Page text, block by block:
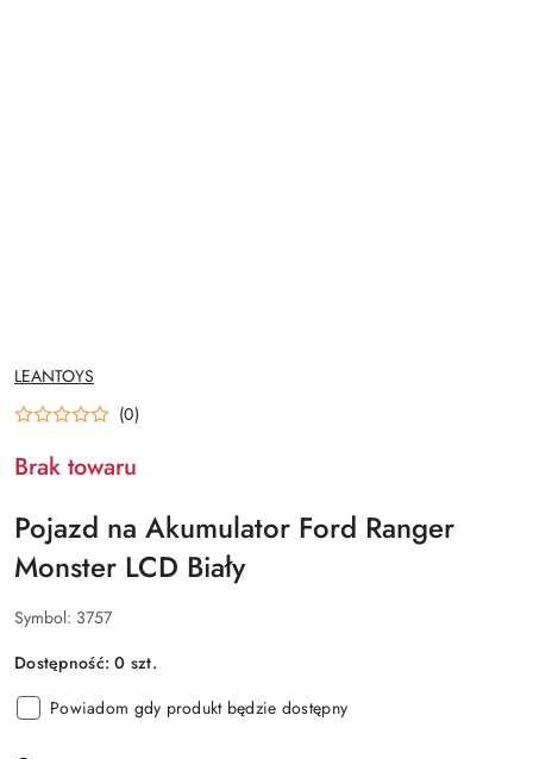
NAZWA
PRODUCENTA:
LEANTOYS
(0)
Brak towaru
Pojazd na Akumulator Ford Ranger
Monster LCD Biały
Symbol: 3757
Dostępność:0 szt.
Powiadom gdy produkt będzie dostępny